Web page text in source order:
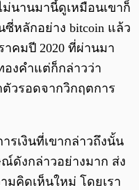
ม่นานมานี้ดูเหมือนเขาก็
ซี่หลักอย่าง bitcoin แล้ว
คมปี 2020 ที่ผ่านมา
งคำแต่ก็กล่าวว่า
ตัวรอดจากวิกฤตการ
รเงินที่เขากล่าวถึงนั้น
ดังกล่าวอย่างมาก ส่ง
มคิดเห็นใหม่ โดยเรา